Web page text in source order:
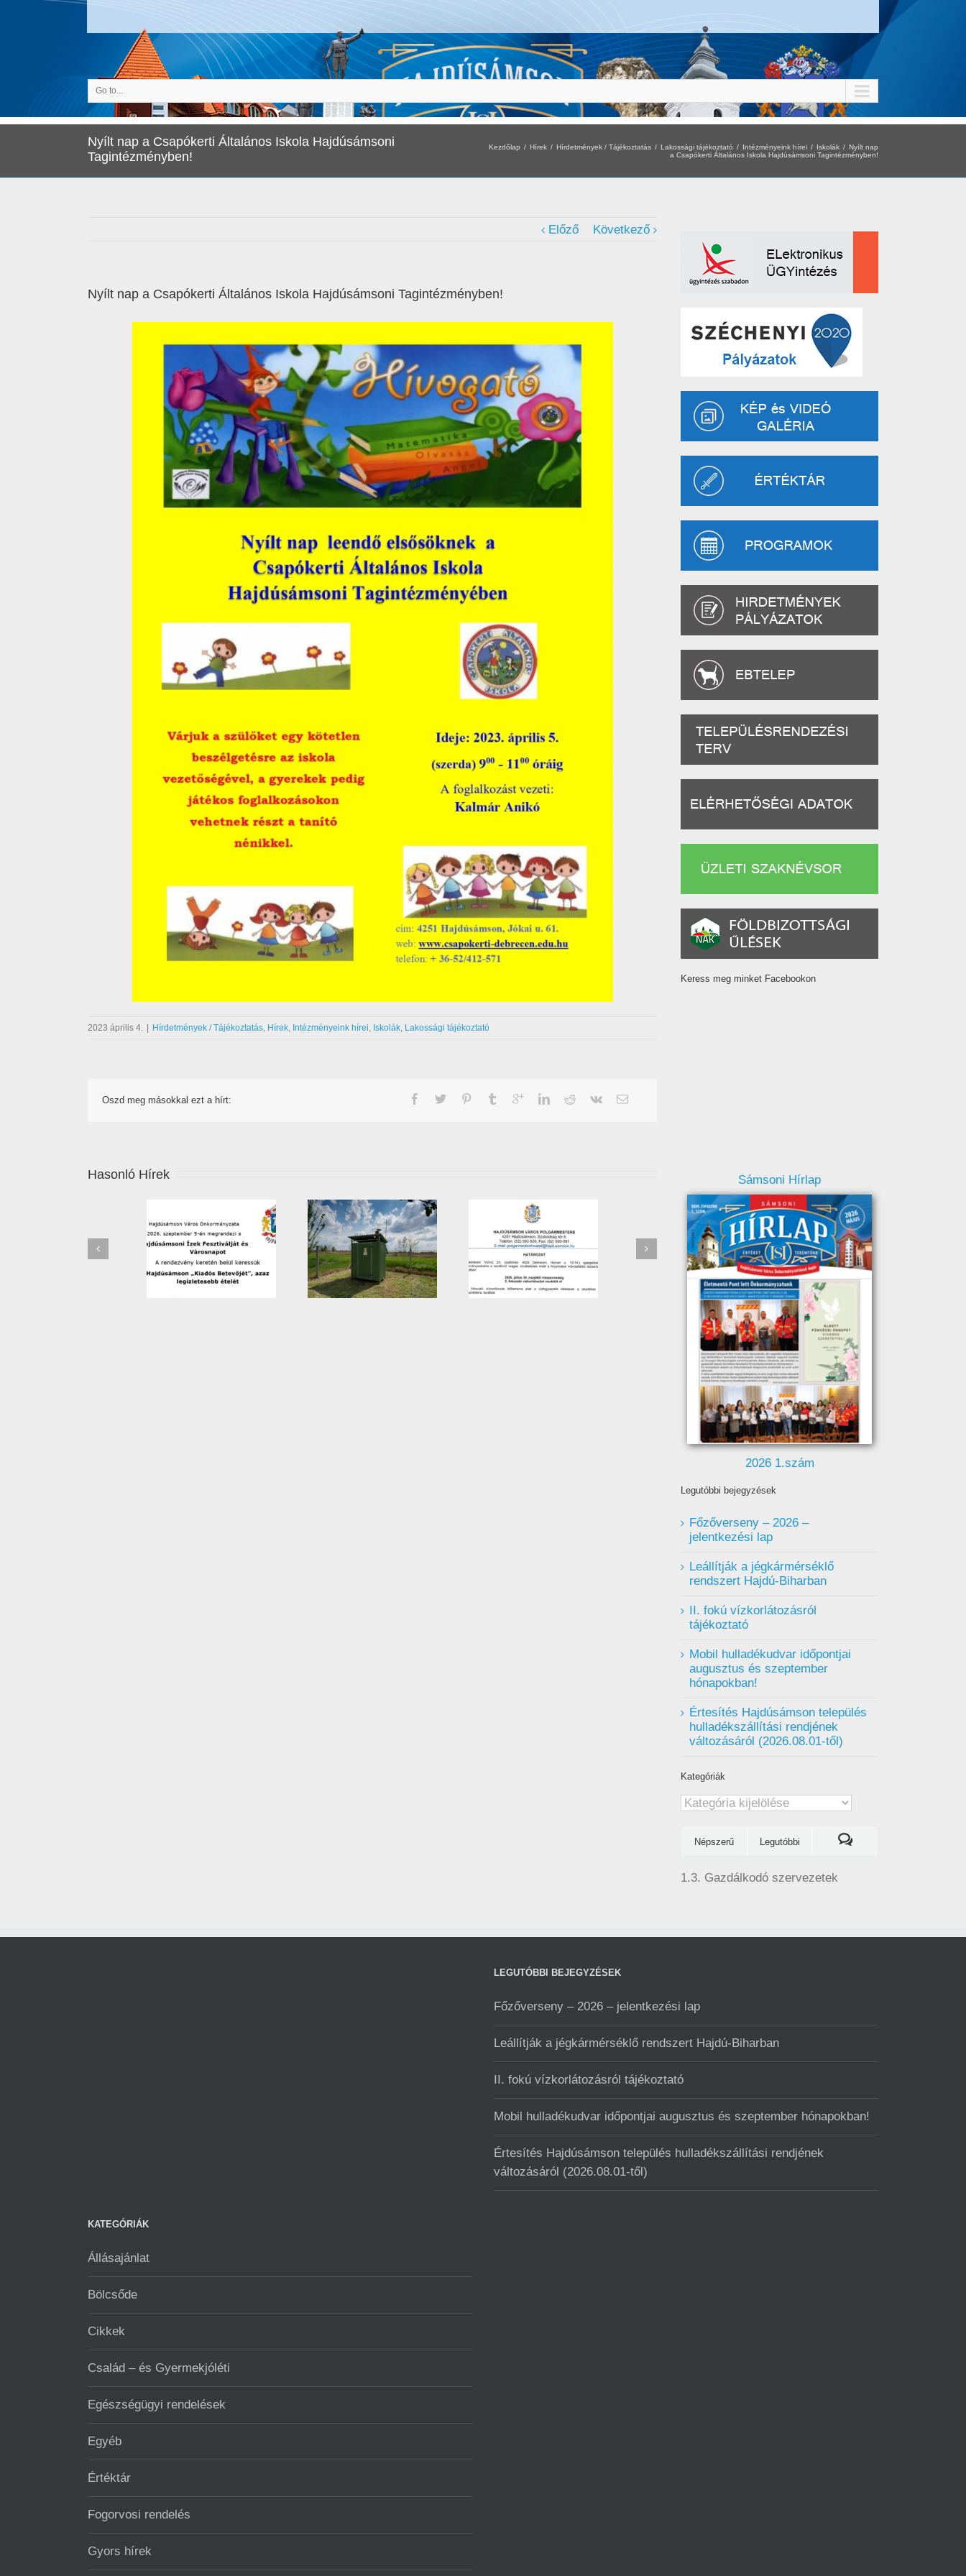
Go to...
Nyílt nap a Csapókerti Általános Iskola Hajdúsámsoni
Tagintézményben!
Kezdőlap Hírek Hírdetmények / Tájékoztatás Lakossági tájékoztató Intézményeink hírei Iskolák
Nyílt nap
a Csapókerti Általános Iskola Hajdúsámsoni Tagintézményben!
Előző Következő
Nyílt nap a Csapókerti Általános Iskola Hajdúsámsoni Tagintézményben!
2023 április 4. Hírdetmények / Tájékoztatás, Hírek, Intézményeink hírei, Iskolák, Lakossági tájékoztató
Oszd meg másokkal ezt a hírt:
Hasonló Hírek
Főzőverseny – 2026 –
Leállítják a jégkármérséklő
rendszert Hajdú-Biharban
II. fokú vízkorlátozásról
tájékoztató
️időpontjai augusztus és
szeptember hónapokban!
Értesítés Hajdúsámson
település hulladékszállítási
rendjének változásáról
(2026.08.01-től)
Keress meg minket Facebookon
Sámsoni Hírlap
2026 1.szám
Legutóbbi bejegyzések
Főzőverseny – 2026 –
jelentkezési lap
Leállítják a jégkármérséklő
rendszert Hajdú-Biharban
II. fokú vízkorlátozásról
tájékoztató
Mobil hulladékudvar ️időpontjai
augusztus és szeptember
hónapokban!
Értesítés Hajdúsámson település
hulladékszállítási rendjének
változásáról (2026.08.01-től)
Kategóriák
Kategóriák
Népszerű Legutóbbi
1.3. Gazdálkodó szervezetek
LEGUTÓBBI BEJEGYZÉSEK
Főzőverseny – 2026 – jelentkezési lap
Leállítják a jégkármérséklő rendszert Hajdú-Biharban
II. fokú vízkorlátozásról tájékoztató
Mobil hulladékudvar ️időpontjai augusztus és szeptember hónapokban!
Értesítés Hajdúsámson település hulladékszállítási rendjének
változásáról (2026.08.01-től)
KATEGÓRIÁK
Állásajánlat
Bölcsőde
Cikkek
Család – és Gyermekjóléti
Egészségügyi rendelések
Egyéb
Értéktár
Fogorvosi rendelés
Gyors hírek